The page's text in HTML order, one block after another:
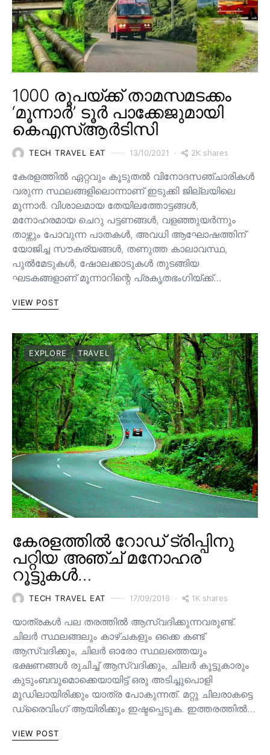
1000 രൂപയ്ക്ക് താമസമടക്കം
‘മൂന്നാർ’ ടൂർ പാക്കേജുമായി
കെഎസ്ആർടിസി
TECH TRAVEL EAT 13/10/2021 2K shares
കേരളത്തിൽ ഏറ്റവും കൂടുതൽ വിനോദസഞ്ചാരികൾ
വരുന്ന സ്ഥലങ്ങളിലൊന്നാണ് ഇടുക്കി ജില്ലയിലെ
മൂന്നാർ. വിശാലമായ തേയിലത്തോട്ടങ്ങള്‍,
മനോഹരമായ ചെറു പട്ടണങ്ങള്‍, വളഞ്ഞുയര്‍ന്നും
താഴ്ന്നും പോവുന്ന പാതകള്‍, അവധി ആഘോഷത്തിന്
യോജിച്ച സൗകര്യങ്ങള്‍, തണുത്ത കാലാവസ്ഥ,
പുൽമേടുകൾ, ഷോലക്കാടുകൾ തുടങ്ങിയ
ഘടകങ്ങളാണ് മൂന്നാറിന്റെ പ്രകൃതഭംഗിയ്ക്ക്…
VIEW POST
EXPLORE TRAVEL
കേരളത്തിൽ റോഡ് ട്രിപ്പിനു
പറ്റിയ അഞ്ച് മനോഹര
റൂട്ടുകൾ…
TECH TRAVEL EAT 17/09/2018 1K shares
യാത്രകൾ പല തരത്തിൽ ആസ്വദിക്കുന്നവരുണ്ട്.
ചിലർ സ്ഥലങ്ങലും കാഴ്ചകളും ഒക്കെ കണ്ട്
ആസ്വദിക്കും, ചിലർ ഓരോ സ്ഥലത്തെയും
ഭക്ഷണങ്ങൾ രുചിച്ച് ആസ്വദിക്കും, ചിലർ കൂട്ടുകാരും
കുടുംബവുമൊക്കെയായിട്ട് ഒരു അടിച്ചുപൊളി
മൂഡിലായിരിക്കും യാത്ര പോകുന്നത്. മറ്റു ചിലരാകട്ടെ
ഡ്രൈവിംഗ് ആയിരിക്കും ഇഷ്ടപ്പെടുക. ഇത്തരത്തിൽ…
VIEW POST